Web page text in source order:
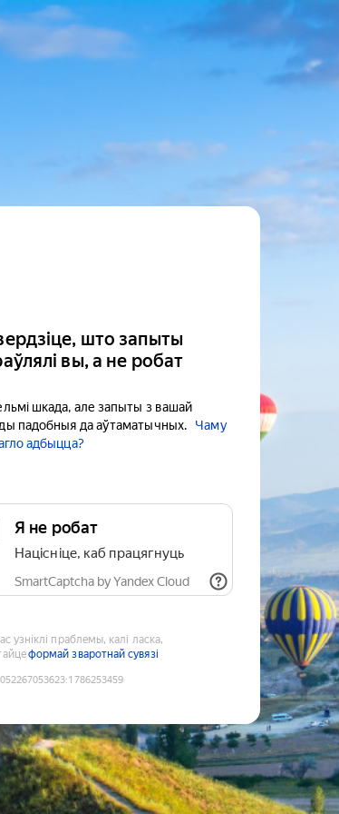
што запыты
вы, а не робат
шкада, але запыты з вашай
падобныя да аўтаматычных.
Чаму
адбыцца?
Я не робат
Націсніце, каб працягнуць
SmartCaptcha by Yandex Cloud
узніклі праблемы, калі ласка,
формай зваротнай сувязі
:1786253459